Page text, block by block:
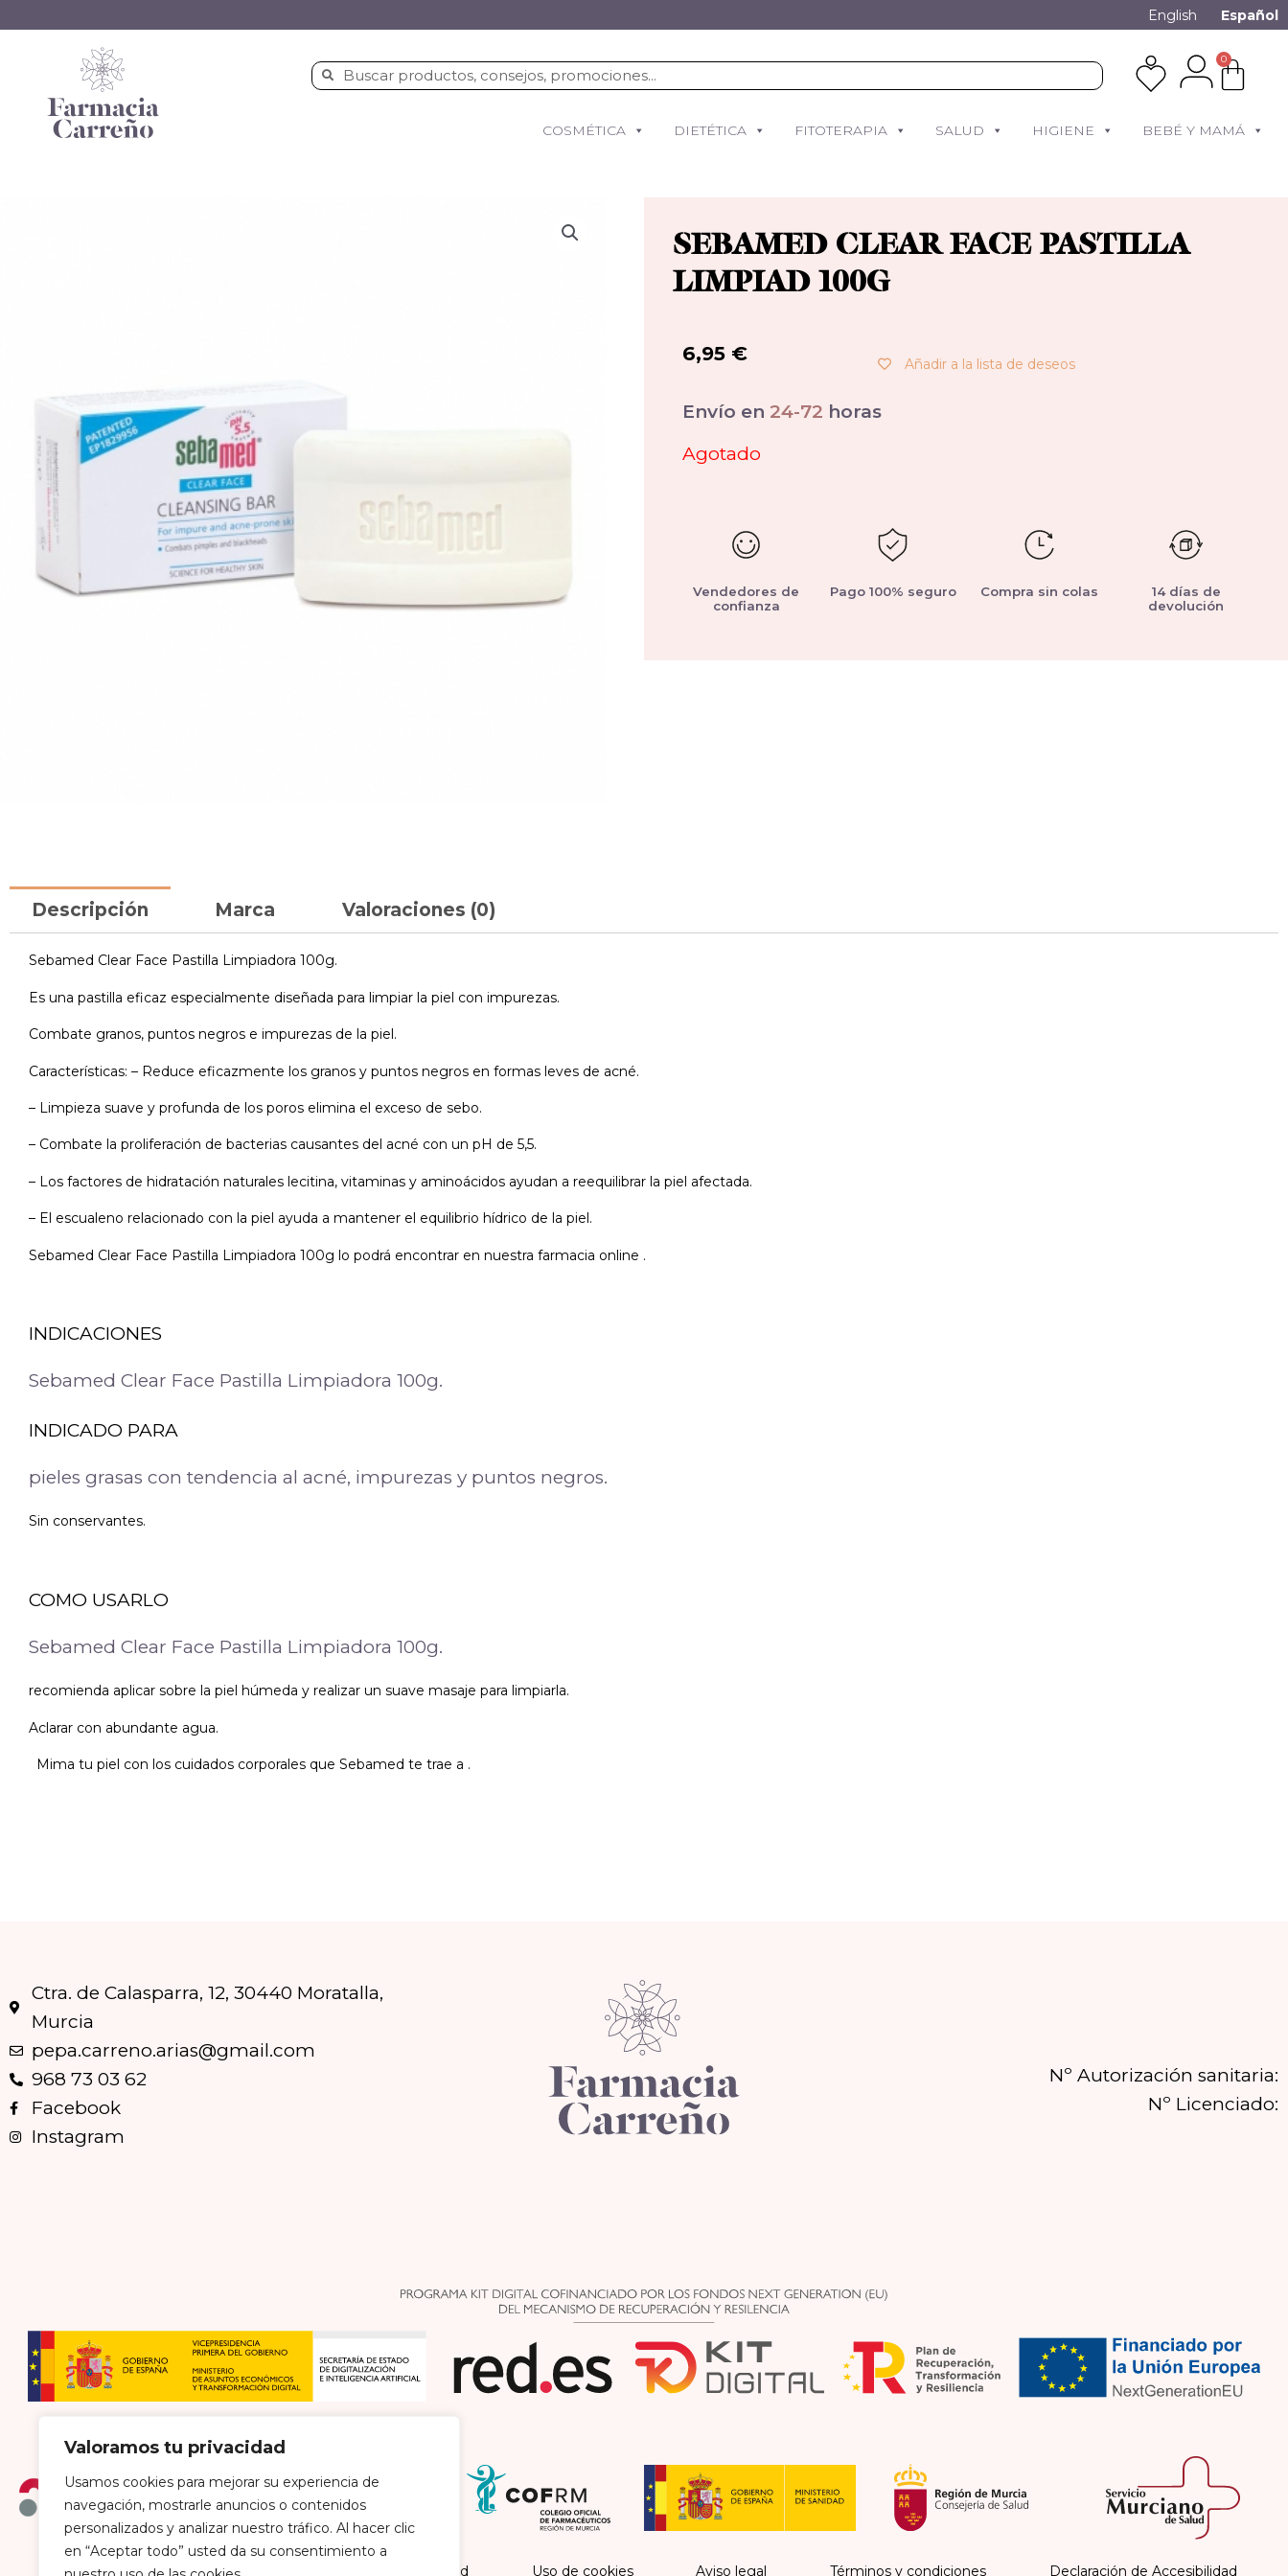
Valoramos tu privacidad
Usamos cookies para mejorar su experiencia de
navegación, mostrarle anuncios o contenidos
personalizados y analizar nuestro tráfico. Al hacer clic
en “Aceptar todo” usted da su consentimiento a
English Español
0
COSMÉTICA DIETÉTICA FITOTERAPIA SALUD HIGIENE BEBÉ Y MAMÁ
SEBAMED CLEAR FACE PASTILLA
LIMPIAD 100G
6,95 € Añadir a la lista de deseos
Envío en 24-72 horas
Agotado
Vendedores de
confianza
Pago 100% seguro Compra sin colas
14 días de
devolución
Descripción Marca Valoraciones (0)
Sebamed Clear Face Pastilla Limpiadora 100g.
Es una pastilla eficaz especialmente diseñada para limpiar la piel con impurezas.
Combate granos, puntos negros e impurezas de la piel.
Características: – Reduce eficazmente los granos y puntos negros en formas leves de acné.
– Limpieza suave y profunda de los poros elimina el exceso de sebo.
– Combate la proliferación de bacterias causantes del acné con un pH de 5,5.
– Los factores de hidratación naturales lecitina, vitaminas y aminoácidos ayudan a reequilibrar la piel afectada.
– El escualeno relacionado con la piel ayuda a mantener el equilibrio hídrico de la piel.
Sebamed Clear Face Pastilla Limpiadora 100g lo podrá encontrar en nuestra farmacia online .
INDICACIONES
Sebamed Clear Face Pastilla Limpiadora 100g.
INDICADO PARA
pieles grasas con tendencia al acné, impurezas y puntos negros.
Sin conservantes.
COMO USARLO
Sebamed Clear Face Pastilla Limpiadora 100g.
recomienda aplicar sobre la piel húmeda y realizar un suave masaje para limpiarla.
Aclarar con abundante agua.
Mima tu piel con los cuidados corporales que Sebamed te trae a .
Ctra. de Calasparra, 12, 30440 Moratalla,
Murcia
pepa.carreno.arias@gmail.com
968 73 03 62
Facebook
Instagram
Nº Autorización sanitaria:
Nº Licenciado:
Política de envío y devoluciones Política de privacidad Uso de cookies Aviso legal Términos y condiciones Declaración de Accesibilidad